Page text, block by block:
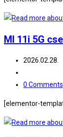
MI 11i 5G
Post
2026.02.28.
category:
Post
0 Comments
[elementor-